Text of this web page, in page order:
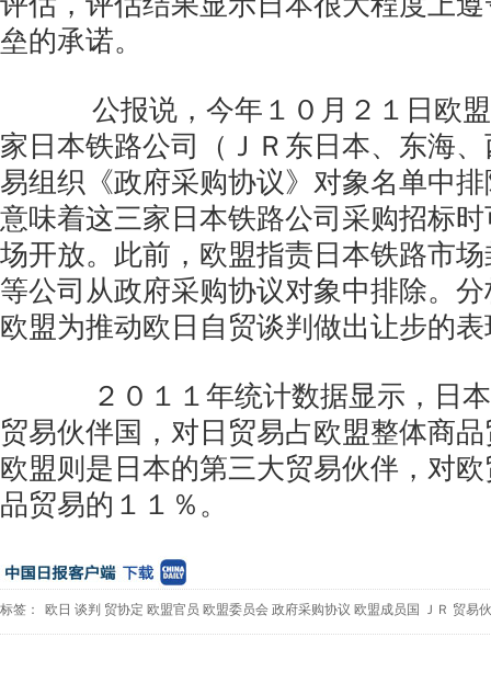
垒的承诺。
公报说，今年１０月２１日欧盟
家日本铁路公司（ＪＲ东日本、东海
易组织《政府采购协议》对象名单中
意味着这三家日本铁路公司采购招标
场开放。此前，欧盟指责日本铁路市
等公司从政府采购协议对象中排除。
欧盟为推动欧日自贸谈判做出让步的
２０１１年统计数据显示，日本
贸易伙伴国，对日贸易占欧盟整体商
欧盟则是日本的第三大贸易伙伴，对
品贸易的１１％。
标签： 欧日 谈判 贸协定 欧盟官员 欧盟委员会 政府采购协议 欧盟成员国 ＪＲ 贸易